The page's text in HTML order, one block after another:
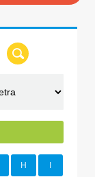
H I